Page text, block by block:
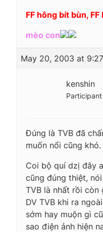
FF hông bít bùn, FF
mèo con
May 20, 2003 at
kenshin
Participant
Đúng là TVB đã
muốn nổi cũng khó.
Coi bộ quí dzị đây
cũng đúng thiệt,
TVB là nhất rồi còn
DV TVB khi ra
sớm hay muộn gì
sao điện ảnh hiện